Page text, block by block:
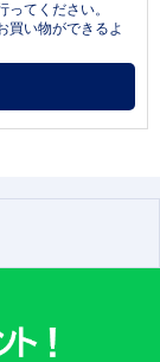
てください。
買い物ができるよ